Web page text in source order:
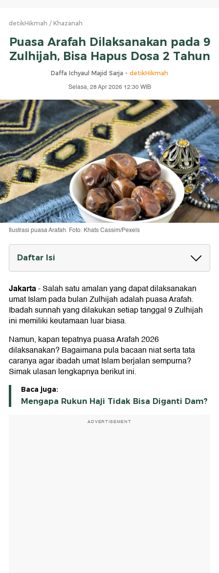
detikHikmah Khazanah
Puasa Arafah Dilaksanakan pada 9
Zulhijah, Bisa Hapus Dosa 2 Tahun
Daffa Ichyaul Majid Sarja - detikHikmah
Selasa, 28 Apr 2026 12:30 WIB
Ilustrasi puasa Arafah. Foto: Khats Cassim/Pexels
Daftar Isi
Puasa Arafah 2026 Dilaksanakan pada 26
Mei
Hukum Puasa Arafah
Tata Cara Puasa Arafah
Niat Puasa Arafah
Keutamaan Puasa Arafah
1. Menghapus Dosa Setahun Lalu dan Setahun
2. Terbebas dari Api Neraka
3. Hari Arafah Jadi Doa Paling Baik
Jakarta-Salah satu amalan yang dapat dilaksanakan
umat Islam pada bulan Zulhijah adalah puasa Arafah.
Ibadah sunnah yang dilakukan setiap tanggal 9 Zulhijah
ini memiliki keutamaan luar biasa.
Namun, kapan tepatnya puasa Arafah 2026
dilaksanakan? Bagaimana pula bacaan niat serta tata
caranya agar ibadah umat Islam berjalan sempurna?
Simak ulasan lengkapnya berikut ini.
Baca juga:
Mengapa Rukun Haji Tidak Bisa Diganti Dam?
ADVERTISEMENT